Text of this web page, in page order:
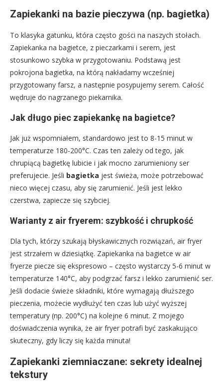
Zapiekanki na bazie pieczywa (np. bagietka)
To klasyka gatunku, która często gości na naszych stołach.
Zapiekanka na bagietce, z pieczarkami i serem, jest
stosunkowo szybka w przygotowaniu. Podstawą jest
pokrojona bagietka, na którą nakładamy wcześniej
przygotowany farsz, a następnie posypujemy serem. Całość
wędruje do nagrzanego piekarnika.
Jak długo piec zapiekankę na bagietce?
Jak już wspomniałem, standardowo jest to 8-15 minut w
temperaturze 180-200°C. Czas ten zależy od tego, jak
chrupiącą bagietkę lubicie i jak mocno zarumieniony ser
preferujecie. Jeśli bagietka jest świeża, może potrzebować
nieco więcej czasu, aby się zarumienić. Jeśli jest lekko
czerstwa, zapiecze się szybciej.
Warianty z air fryerem: szybkość i chrupkość
Dla tych, którzy szukają błyskawicznych rozwiązań, air fryer
jest strzałem w dziesiątkę. Zapiekanka na bagietce w air
fryerze piecze się ekspresowo – często wystarczy 5-6 minut w
temperaturze 140°C, aby podgrzać farsz i lekko zarumienić ser.
Jeśli dodacie świeże składniki, które wymagają dłuższego
pieczenia, możecie wydłużyć ten czas lub użyć wyższej
temperatury (np. 200°C) na kolejne 6 minut. Z mojego
doświadczenia wynika, że air fryer potrafi być zaskakująco
skuteczny, gdy liczy się każda minuta!
Zapiekanki ziemniaczane: sekrety idealnej
tekstury